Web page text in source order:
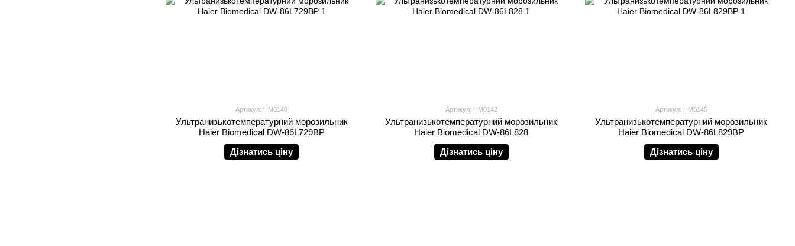
Артикул: HM0140
Ультранизькотемпературний морозильник
Haier Biomedical DW-86L729BP
Дізнатись ціну
Артикул: HM0142
Ультранизькотемпературний морозильник
Haier Biomedical DW-86L828
Дізнатись ціну
Артикул: HM0145
Ультранизькотемпературний морозильник
Haier Biomedical DW-86L829BP
Дізнатись ціну